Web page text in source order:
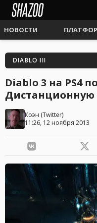
НОВОСТИ
DIABLO III
Diablo 3 на PS4
Дистанционную
Коэн (Twitter)
11:26, 12 ноября 2013